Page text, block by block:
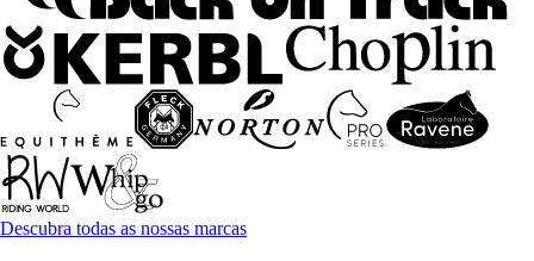
Descubra todas as nossas marcas